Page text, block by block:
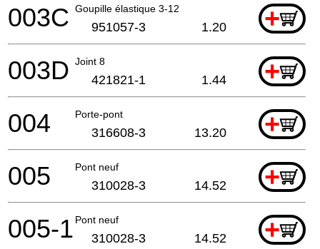
Goupille élastique 3-12 +
003C 951057-3 1.20
Joint 8 +
003D 421821-1 1.44
Porte-pont +
004 316608-3 13.20
Pont neuf +
005 310028-3 14.52
Pont neuf +
005-1 310028-3 14.52